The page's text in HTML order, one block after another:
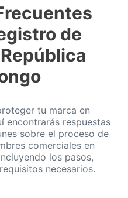
de
tu marca en
encontrarás respuestas
sobre el proceso de
comerciales en
los pasos,
necesarios.